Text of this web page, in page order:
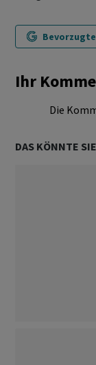
Ihr
Die
DAS KÖNNTE